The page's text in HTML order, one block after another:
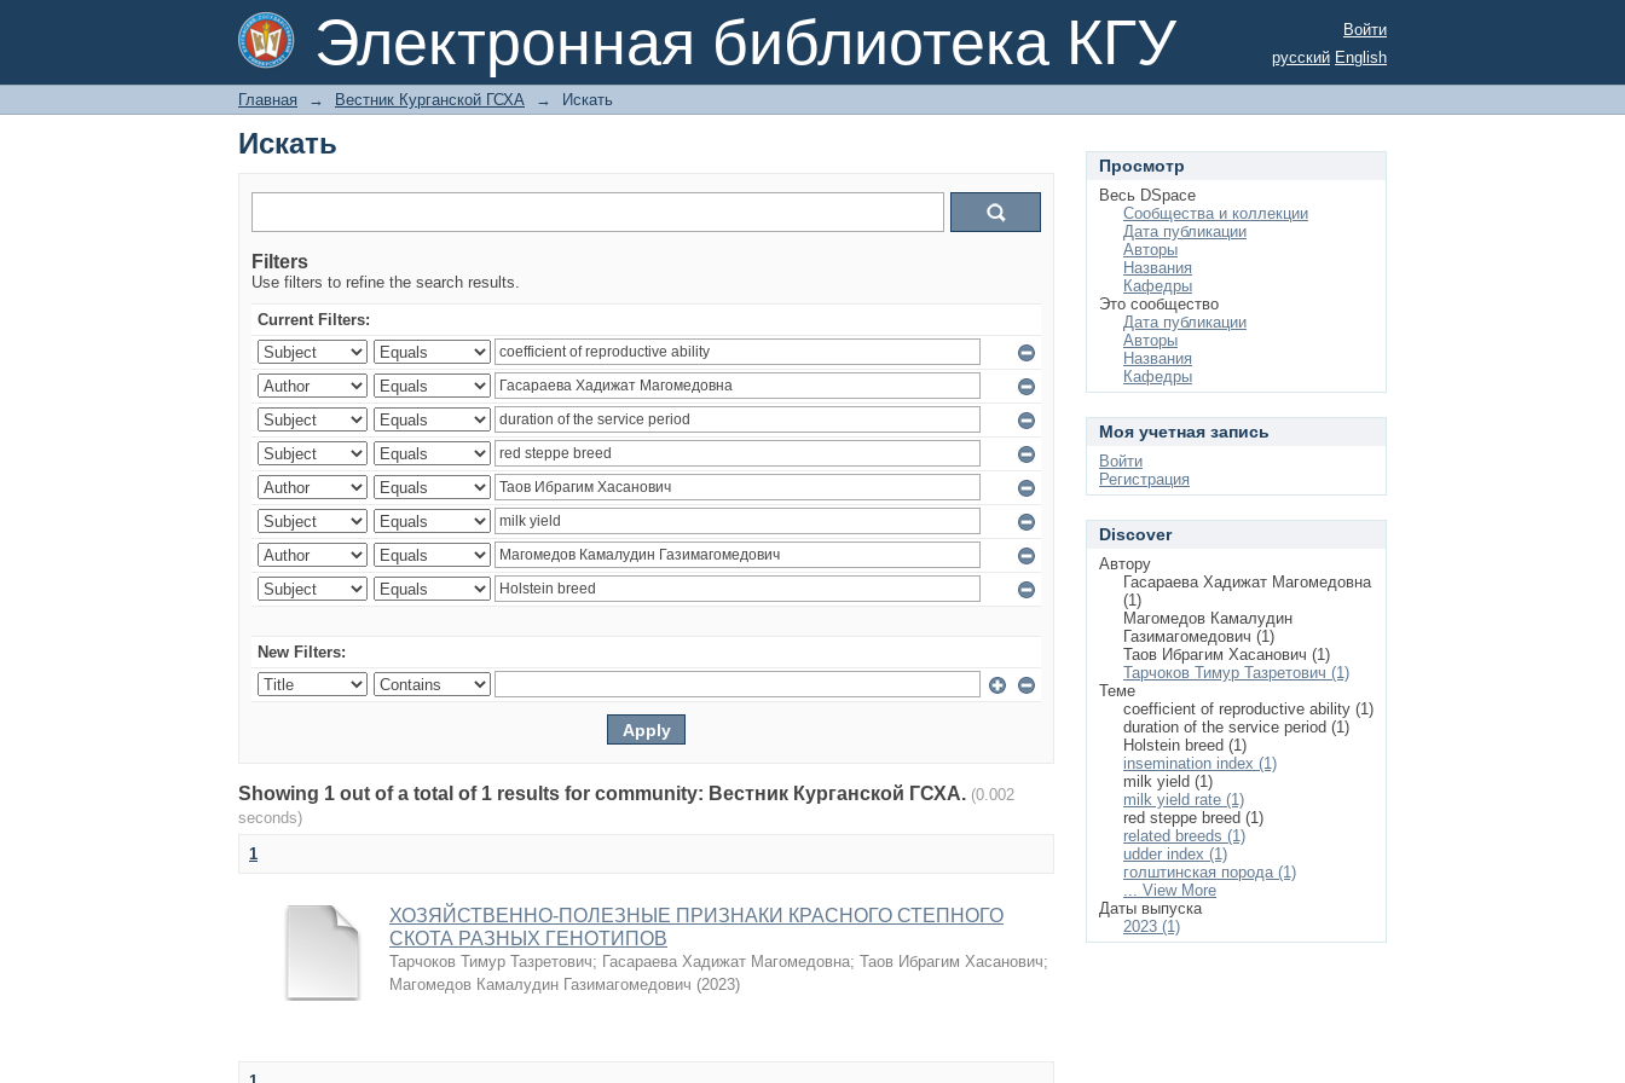
Электронная библиотека КГУ
Искать
Войти
русский English
Главная → Вестник Курганской ГСХА → Искать
Искать
Filters
Use filters to refine the search results.
Current Filters:
New Filters:
Showing 1 out of a total of 1 results for community: Вестник Курганской ГСХА. (0.002
seconds)
1
ХОЗЯЙСТВЕННО-ПОЛЕЗНЫЕ ПРИЗНАКИ КРАСНОГО СТЕПНОГО
СКОТА РАЗНЫХ ГЕНОТИПОВ
Тарчоков Тимур Тазретович; Гасараева Хадижат Магомедовна; Таов Ибрагим Хасанович;
Магомедов Камалудин Газимагомедович (2023)
Просмотр
Весь DSpace
Сообщества и коллекции
Дата публикации
Авторы
Названия
Кафедры
Это сообщество
Дата публикации
Авторы
Названия
Кафедры
Моя учетная запись
Войти
Регистрация
Discover
Автору
Гасараева Хадижат Магомедовна
(1)
Магомедов Камалудин
Газимагомедович (1)
Таов Ибрагим Хасанович (1)
Тарчоков Тимур Тазретович (1)
Теме
coefficient of reproductive ability (1)
duration of the service period (1)
Holstein breed (1)
insemination index (1)
milk yield (1)
milk yield rate (1)
red steppe breed (1)
related breeds (1)
udder index (1)
голштинская порода (1)
... View More
Даты выпуска
2023 (1)